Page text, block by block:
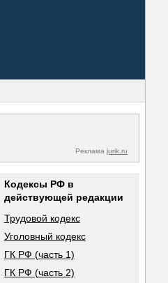
Реклама jurik.ru
Кодексы РФ в
действующей редакции
Трудовой кодекс
Уголовный кодекс
ГК РФ (часть 1)
ГК РФ (часть 2)